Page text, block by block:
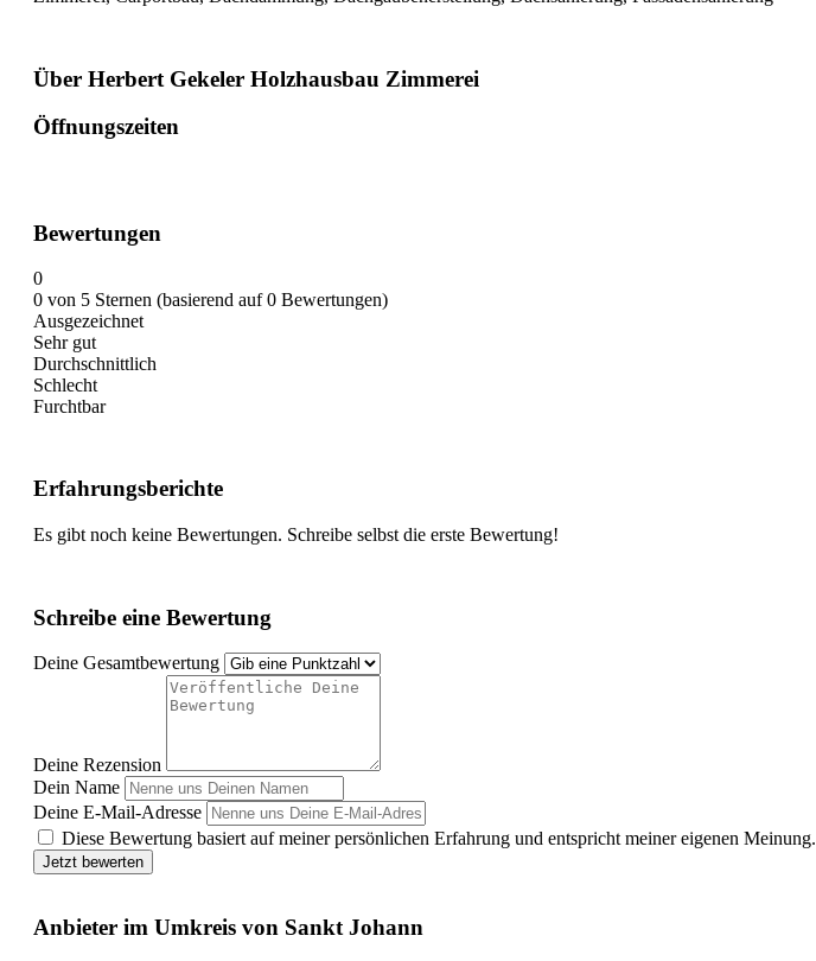
Über Herbert Gekeler Holzhausbau Zimmerei
Öffnungszeiten
Bewertungen
0
0 von 5 Sternen (basierend auf 0 Bewertungen)
Ausgezeichnet
Sehr gut
Durchschnittlich
Schlecht
Furchtbar
Erfahrungsberichte
Es gibt noch keine Bewertungen. Schreibe selbst die erste Bewertung!
Schreibe eine Bewertung
Deine Gesamtbewertung
Deine Rezension
Dein Name
Deine E-Mail-Adresse
Diese Bewertung basiert auf meiner persönlichen Erfahrung und entspricht meiner eigenen Meinung.
Jetzt bewerten
Anbieter im Umkreis von Sankt Johann